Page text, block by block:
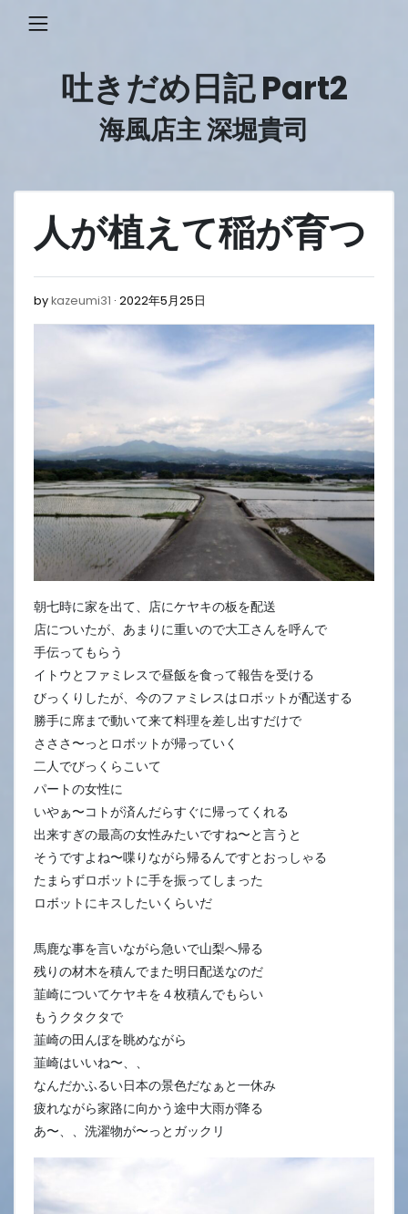
吐きだめ日記 Part2
海風店主 深堀貴司
人が植えて稲が育つ
bykazeumi31 2022年5月25日
25
朝七時に家を出て、店にケヤキの板を配送
店についたが、あまりに重いので大工さんを呼んで
手伝ってもらう
イトウとファミレスで昼飯を食って報告を受ける
びっくりしたが、今のファミレスはロボットが配送する
勝手に席まで動いて来て料理を差し出すだけで
さささ〜っとロボットが帰っていく
二人でびっくらこいて
パートの女性に
いやぁ〜コトが済んだらすぐに帰ってくれる
出来すぎの最高の女性みたいですね〜と言うと
そうですよね〜喋りながら帰るんですとおっしゃる
たまらずロボットに手を振ってしまった
ロボットにキスしたいくらいだ
馬鹿な事を言いながら急いで山梨へ帰る
残りの材木を積んでまた明日配送なのだ
韮崎についてケヤキを４枚積んでもらい
もうクタクタで
韮崎の田んぼを眺めながら
韮崎はいいね〜、、
なんだかふるい日本の景色だなぁと一休み
疲れながら家路に向かう途中大雨が降る
あ〜、、洗濯物が〜っとガックリ